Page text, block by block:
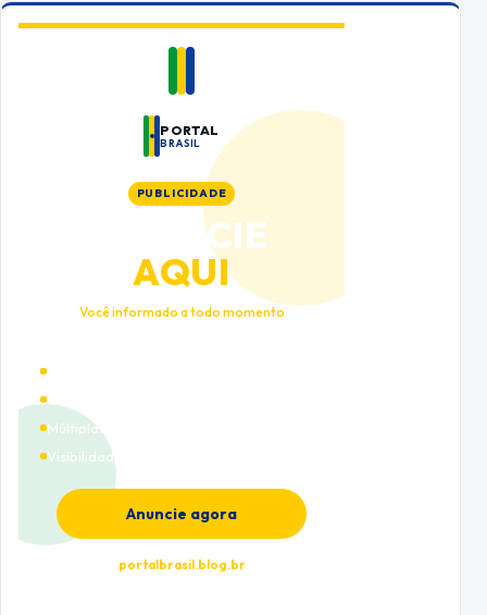
PORTAL
BRASIL
PUBLICIDADE
ANUNCIE
AQUI
Você informado a todo momento
Múltiplas categorias
Visibilidade premium
Anuncie agora
portalbrasil.blog.br